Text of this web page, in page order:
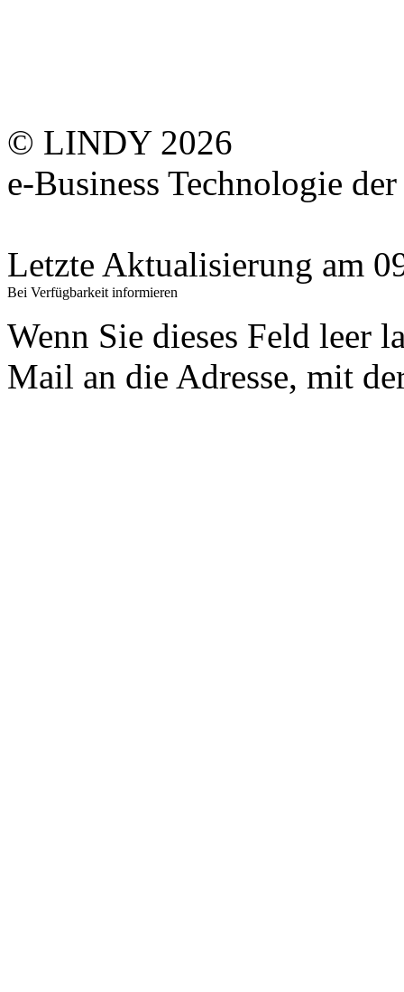
© LINDY 2026
e-Business Technologie
Letzte Aktualisierung am
Bei Verfügbarkeit informieren
Wenn Sie dieses Feld leer
Mail an die Adresse, mit